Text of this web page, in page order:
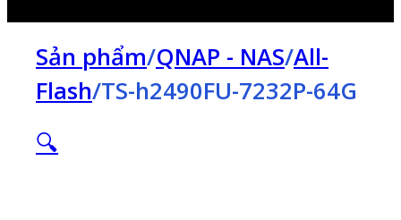
Sản phẩm/QNAP - NAS/All-
Flash/TS-h2490FU-7232P-64G
🔍